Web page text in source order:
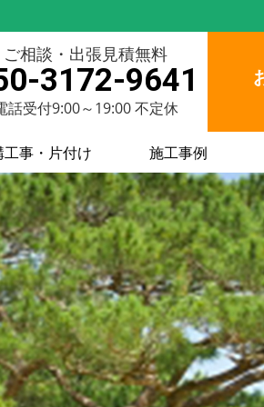
ご相談・出張見積無料
3172-9641
話受付9:00～19:00 不定休
工事・片付け 施工事例